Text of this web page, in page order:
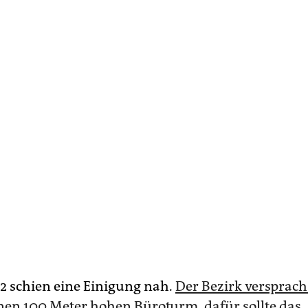
schien eine Einigung nah. Der Bezirk